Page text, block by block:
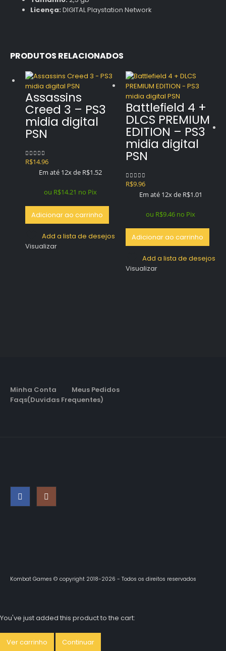
Licença: DIGITAL Playstation Network
PRODUTOS RELACIONADOS
Assassins
Creed 3 – PS3
midia digital
PSN
0out of 5
R$14.96
Em até 12x de R$1.52
ou R$14.21 no Pix
Adicionar ao carrinho
Add a lista de desejos
Visualizar
Battlefield 4 +
DLCS PREMIUM
EDITION – PS3
midia digital
PSN
0out of 5
R$9.96
Em até 12x de R$1.01
ou R$9.46 no Pix
Adicionar ao carrinho
Add a lista de desejos
Visualizar
Minha Conta
Meus Pedidos
Faqs(Duvidas Frequentes)
Kombat Games © copyright 2018-2026 - Todos os direitos reservados
You've just added this product to the cart:
Ver carrinho Continuar